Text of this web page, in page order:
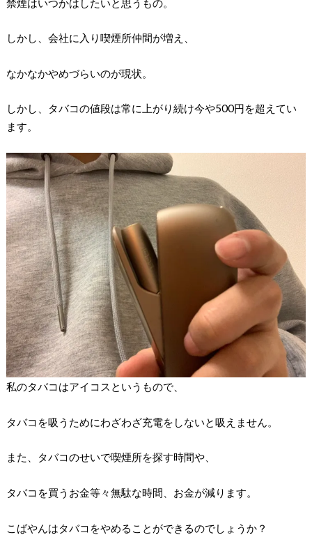
しかし、会社に入り喫煙所仲間が増え、
なかなかやめづらいのが現状。
しかし、タバコの値段は常に上がり続け今や500円を超えてい
ます。
私のタバコはアイコスというもので、
タバコを吸うためにわざわざ充電をしないと吸えません。
また、タバコのせいで喫煙所を探す時間や、
タバコを買うお金等々無駄な時間、お金が減ります。
こばやんはタバコをやめることができるのでしょうか？